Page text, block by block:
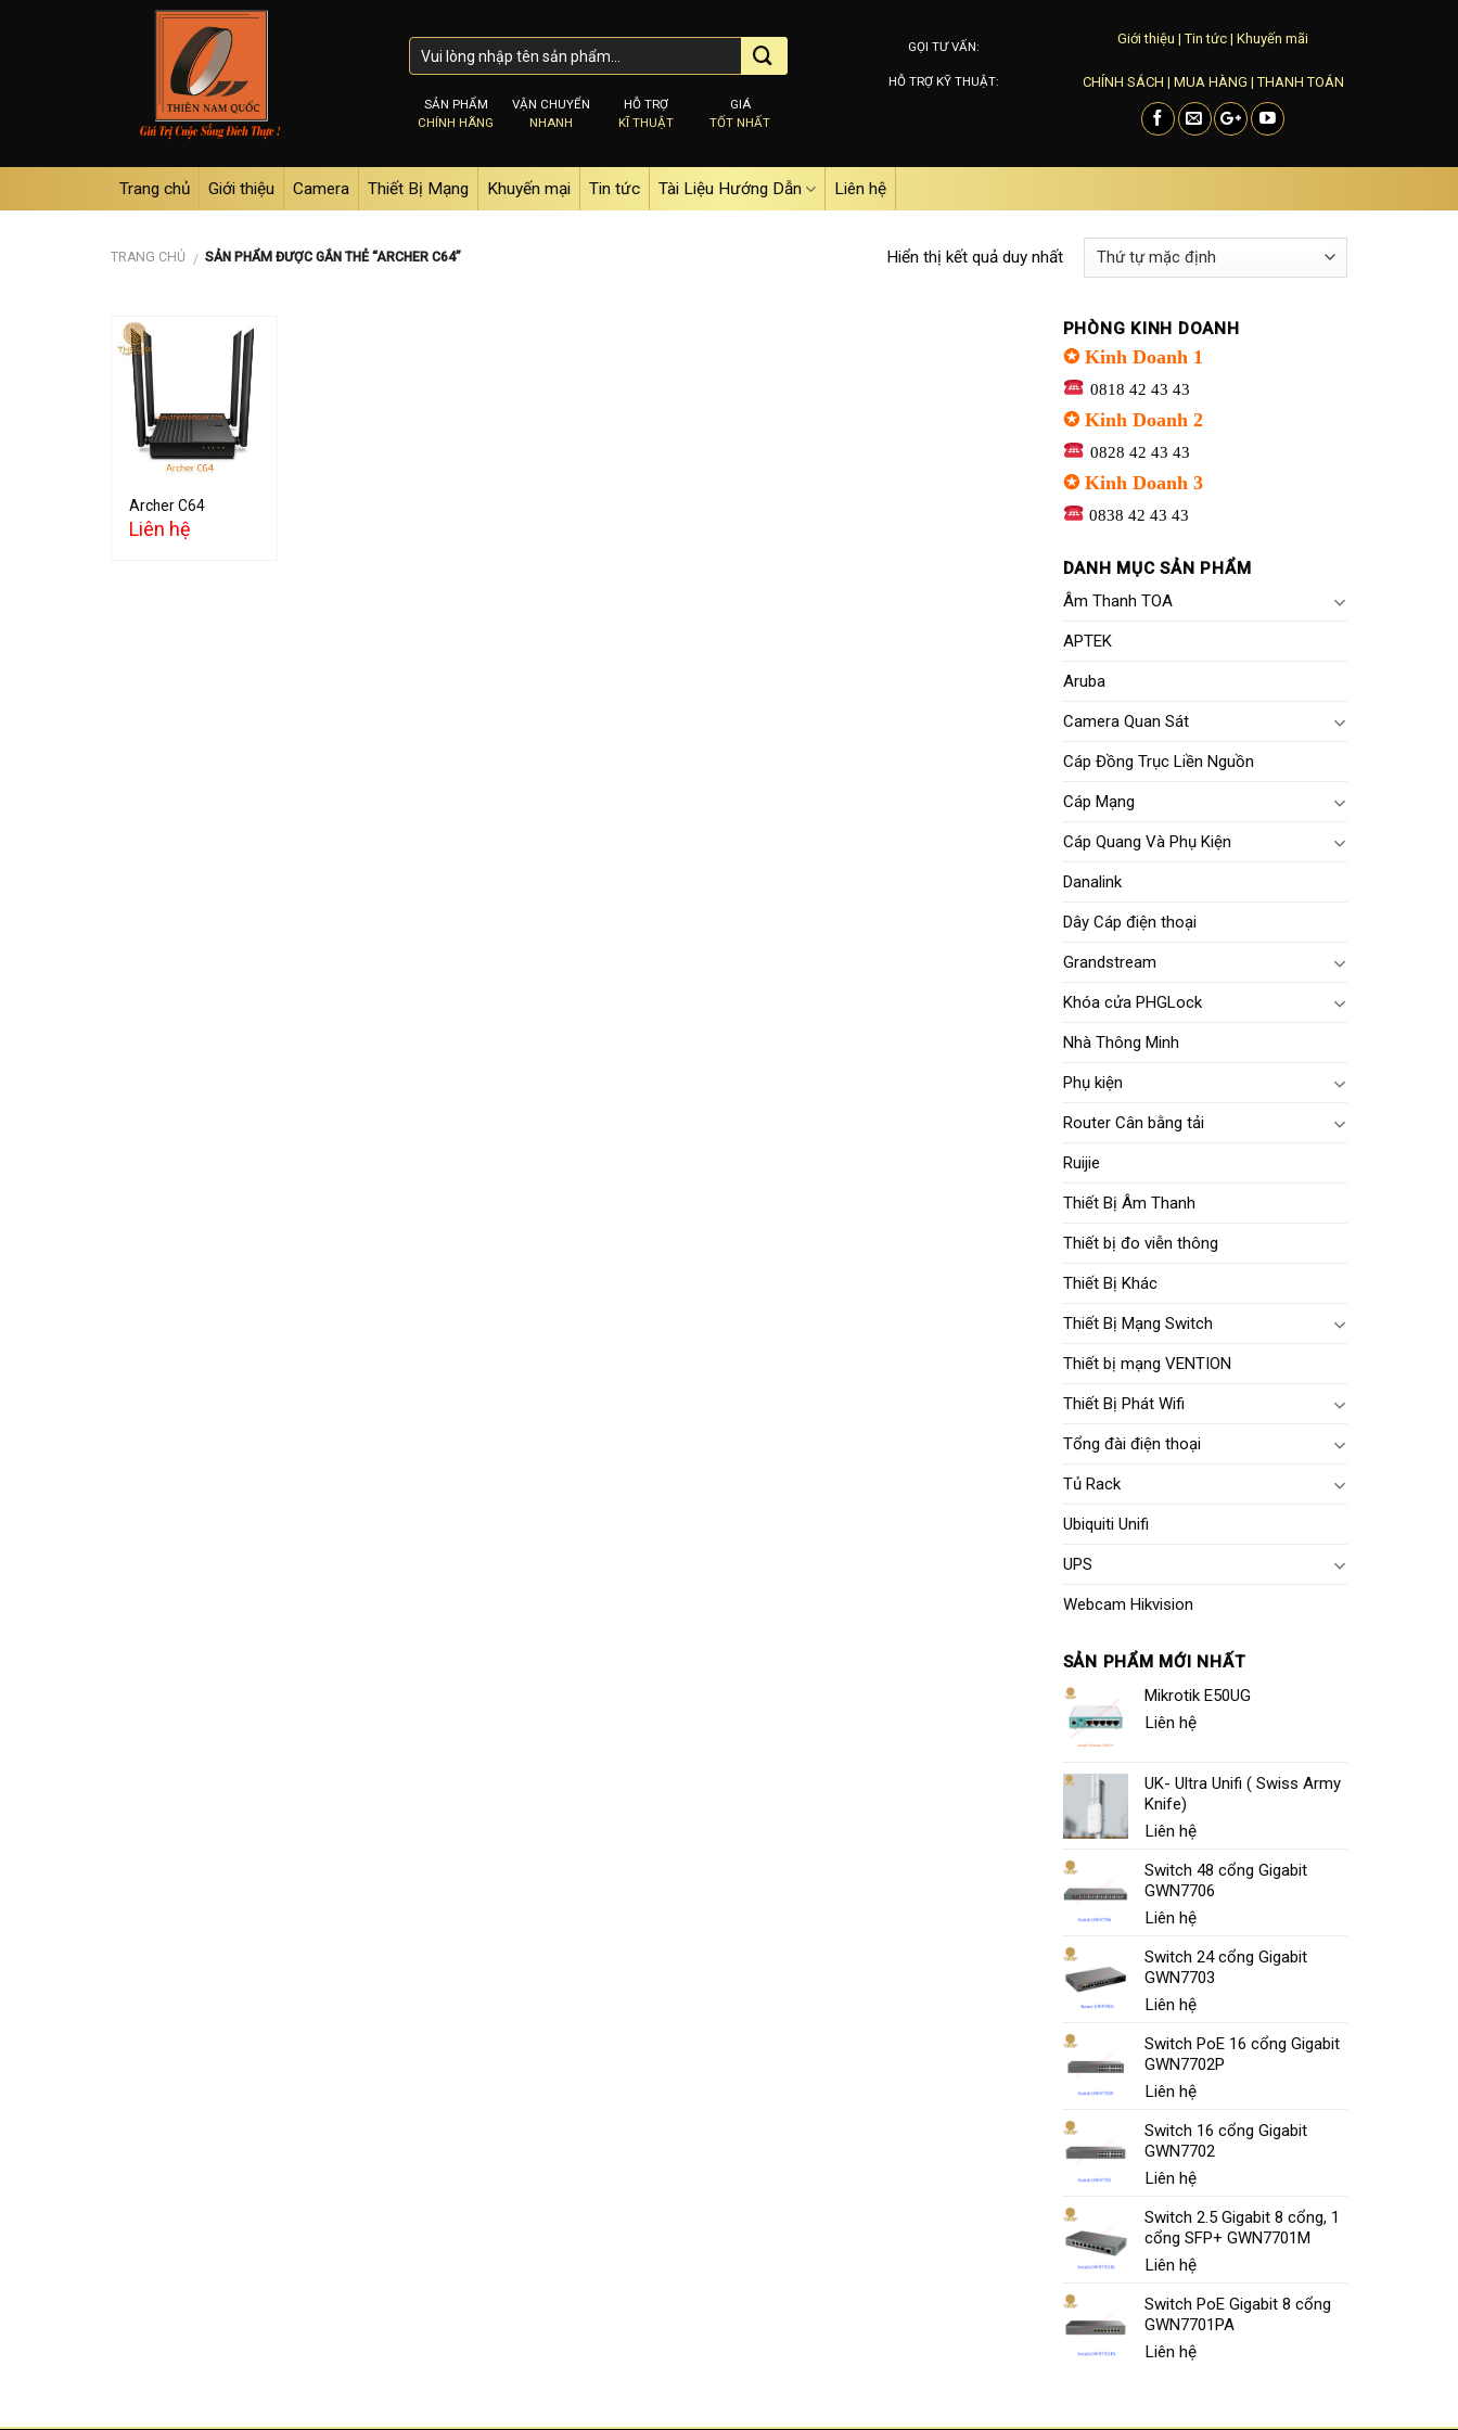
SẢN PHẨM
CHÍNH HÃNG
VẬN CHUYỂN
NHANH
HỖ TRỢ
KĨ THUẬT
GIÁ
TỐT NHẤT
GỌI TƯ VẤN:
HỖ TRỢ KỸ THUẬT:
Giới thiệu |Tin tức | Khuyến mãi
CHÍNH SÁCH | MUA HÀNG |THANH TOÁN
Trang chủ Giới thiệu Camera Thiết Bị Mạng Khuyến mại Tin tức Tài Liệu Hướng Dẫn Liên hệ
TRANG CHỦ / SẢN PHẨM ĐƯỢC GẮN THẺ “ARCHER C64” Hiển thị kết quả duy nhất
Add to
wishlist
Archer C64
Liên hệ
PHÒNG KINH DOANH
✪ Kinh Doanh 1
0818 42 43 43
✪ Kinh Doanh 2
0828 42 43 43
✪ Kinh Doanh 3
0838 42 43 43
DANH MỤC SẢN PHẨM
Âm Thanh TOA
APTEK
Aruba
Camera Quan Sát
Cáp Đồng Trục Liền Nguồn
Cáp Mạng
Cáp Quang Và Phụ Kiện
Danalink
Dây Cáp điện thoại
Grandstream
Khóa cửa PHGLock
Nhà Thông Minh
Phụ kiện
Router Cân bằng tải
Ruijie
Thiết Bị Âm Thanh
Thiết bị đo viễn thông
Thiết Bị Khác
Thiết Bị Mạng Switch
Thiết bị mạng VENTION
Thiết Bị Phát Wifi
Tổng đài điện thoại
Tủ Rack
Ubiquiti Unifi
UPS
Webcam Hikvision
SẢN PHẨM MỚI NHẤT
Mikrotik E50UG
Liên hệ
UK- Ultra Unifi ( Swiss Army
Knife)
Liên hệ
Switch 48 cổng Gigabit
GWN7706
Liên hệ
Switch 24 cổng Gigabit
GWN7703
Liên hệ
Switch PoE 16 cổng Gigabit
GWN7702P
Liên hệ
Switch 16 cổng Gigabit
GWN7702
Liên hệ
Switch 2.5 Gigabit 8 cổng, 1
cổng SFP+ GWN7701M
Liên hệ
Switch PoE Gigabit 8 cổng
GWN7701PA
Liên hệ